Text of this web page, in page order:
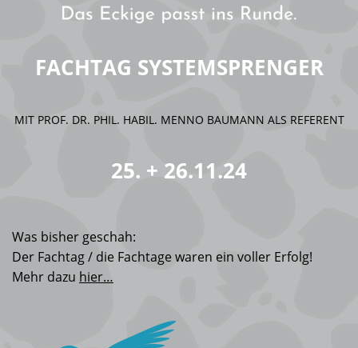
FACHTAG SYSTEMSPRENGER
MIT PROF. DR. PHIL. HABIL. MENNO BAUMANN ALS REFERENT
25. + 26.11.24
Was bisher geschah:
Der Fachtag / die Fachtage waren ein voller Erfolg!
Mehr dazu hier…